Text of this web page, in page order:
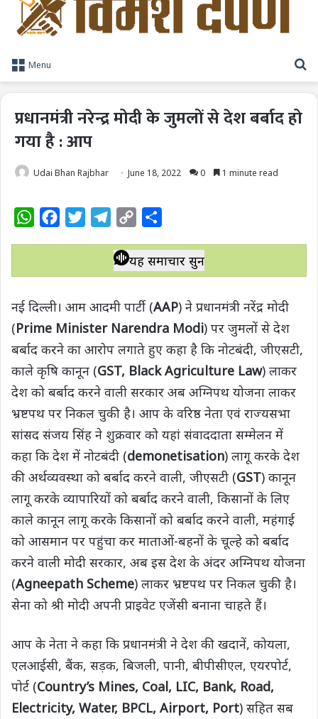
Menu
प्रधानमंत्री नरेन्द्र मोदी के जुमलों से देश बर्बाद हो
गया है : आप
Udai Bhan Rajbhar June 18, 2022 0 1 minute read
W
t
A
p
p
e
o
o
k
t
r
l
e
g
r
a
m
p
y
L
i
n
k
a
r
यह समाचार सुनें
नई दिल्ली। आम आदमी पार्टी (AAP) ने प्रधानमंत्री नरेंद्र मोदी
(Prime Minister Narendra Modi) पर जुमलों से देश
बर्बाद करने का आरोप लगाते हुए कहा है कि नोटबंदी, जीएसटी,
काले कृषि कानून (GST, Black Agriculture Law) लाकर
देश को बर्बाद करने वाली सरकार अब अग्निपथ योजना लाकर
भ्रष्टपथ पर निकल चुकी है। आप के वरिष्ठ नेता एवं राज्यसभा
सांसद संजय सिंह ने शुक्रवार को यहां संवाददाता सम्मेलन में
कहा कि देश में नोटबंदी (demonetisation) लागू करके देश
की अर्थव्यवस्था को बर्बाद करने वाली, जीएसटी (GST) कानून
लागू करके व्यापारियों को बर्बाद करने वाली, किसानों के लिए
काले कानून लागू करके किसानों को बर्बाद करने वाली, महंगाई
को आसमान पर पहुंचा कर माताओं-बहनों के चूल्हे को बर्बाद
करने वाली मोदी सरकार, अब इस देश के अंदर अग्निपथ योजना
(Agneepath Scheme) लाकर भ्रष्टपथ पर निकल चुकी है।
सेना को श्री मोदी अपनी प्राइवेट एजेंसी बनाना चाहते हैं।
आप के नेता ने कहा कि प्रधानमंत्री ने देश की खदानें, कोयला,
एलआईसी, बैंक, सड़क, बिजली, पानी, बीपीसीएल, एयरपोर्ट,
पोर्ट (Country’s Mines, Coal, LIC, Bank, Road,
Electricity, Water, BPCL, Airport, Port) सहित सब